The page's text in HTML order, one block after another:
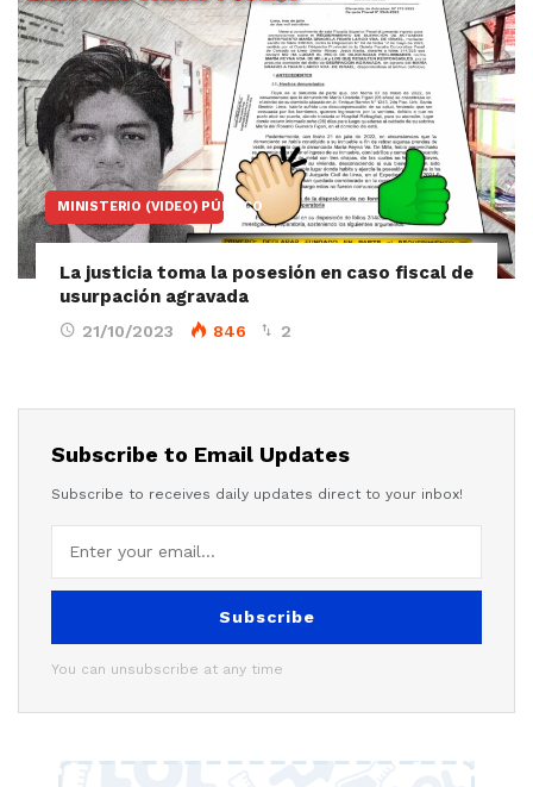
MINISTERIO (VIDEO) PÚBLICO
La justicia toma la posesión en caso fiscal de
usurpación agravada
21/10/2023 846 2
Subscribe to Email Updates
Subscribe to receives daily updates direct to your inbox!
Subscribe
You can unsubscribe at any time